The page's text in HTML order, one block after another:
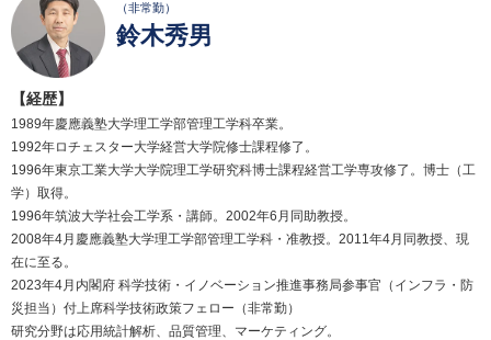
（非常勤）
鈴木秀男
【経歴】
1989年慶應義塾大学理工学部管理工学科卒業。
1992年ロチェスター大学経営大学院修士課程修了。
1996年東京工業大学大学院理工学研究科博士課程経営工学専攻修了。博士（工
学）取得。
1996年筑波大学社会工学系・講師。2002年6月同助教授。
2008年4月慶應義塾大学理工学部管理工学科・准教授。2011年4月同教授、現
在に至る。
2023年4月内閣府 科学技術・イノベーション推進事務局参事官（インフラ・防
災担当）付上席科学技術政策フェロー（非常勤）
研究分野は応用統計解析、品質管理、マーケティング。